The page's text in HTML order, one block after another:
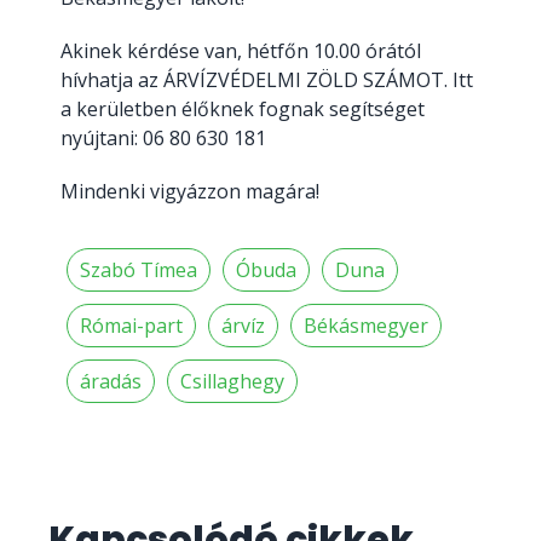
Akinek kérdése van, hétfőn 10.00 órától
hívhatja az ÁRVÍZVÉDELMI ZÖLD SZÁMOT. Itt
a kerületben élőknek fognak segítséget
nyújtani: 06 80 630 181
Mindenki vigyázzon magára!
Szabó Tímea Óbuda Duna
Római-part árvíz Békásmegyer
áradás Csillaghegy